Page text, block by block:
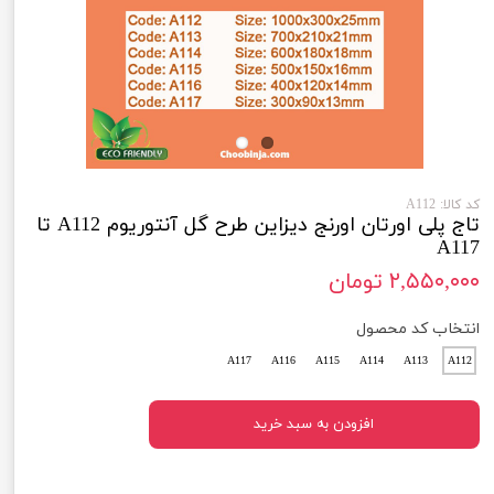
تاج پلی اورتان اورنج دیزاین طرح گل آنتوریوم A112 تا
A117
کد کالا: A112
۲,۵۵۰,۰۰۰ تومان
انتخاب کد محصول
A112
A113
A114
A115
A116
A117
افزودن به سبد خرید